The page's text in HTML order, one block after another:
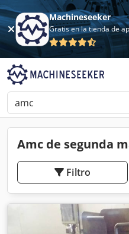
Machineseeker
Amc de segunda
Filtro